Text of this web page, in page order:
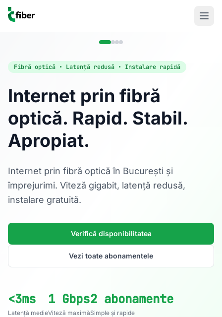
Fibră optică • Latență redusă • Instalare rapidă
Internet prin fibră
optică. Rapid. Stabil.
Apropiat.
Internet prin fibră optică în București și
împrejurimi. Viteză gigabit, latență redusă,
instalare gratuită.
Verifică disponibilitatea
Vezi toate abonamentele
<3ms
Latență medie
1 Gbps
Viteză maximă
2 abonamente
Simple și rapide
Acasă
Internet Rezidențial
Fibră optică până la 1 Gbps, direct în casa ta.